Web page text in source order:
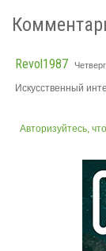
Revol1987
Искусственный
Авторизуйтесь,